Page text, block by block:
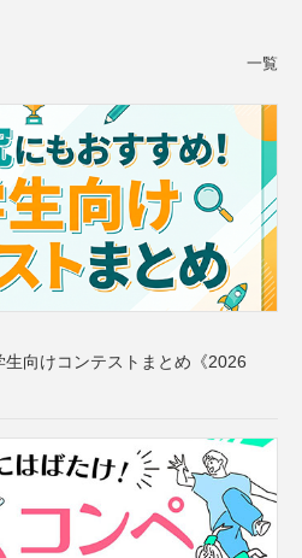
一覧
向けコンテストまとめ《2026